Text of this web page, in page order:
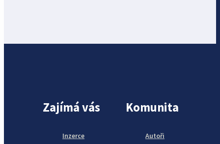
Zajímá vás
Inzerce
Komunita
Autoři